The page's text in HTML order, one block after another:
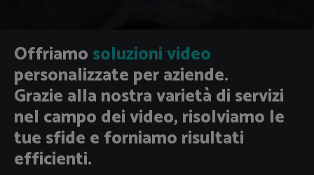
Offriamosoluzioni video
personalizzate per aziende.
Grazie alla nostra varietà di servizi
nel campo dei video, risolviamo le
tue sfide e forniamo risultati
efficienti.